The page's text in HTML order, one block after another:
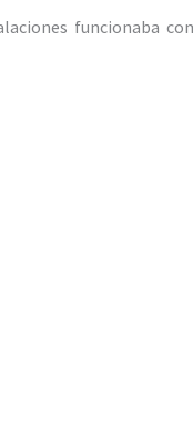
funcionaba